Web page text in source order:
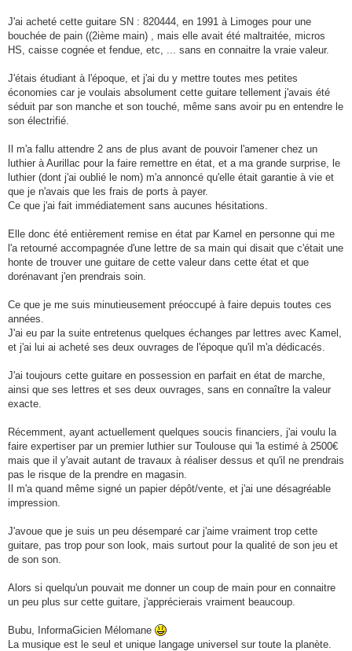
J'ai acheté cette guitare SN : 820444, en 1991 à Limoges pour une
bouchée de pain ((2ième main) , mais elle avait été maltraitée, micros
HS, caisse cognée et fendue, etc, ... sans en connaitre la vraie valeur.
J'étais étudiant à l'époque, et j'ai du y mettre toutes mes petites
économies car je voulais absolument cette guitare tellement j'avais été
séduit par son manche et son touché, même sans avoir pu en entendre le
son électrifié.
Il m'a fallu attendre 2 ans de plus avant de pouvoir l'amener chez un
luthier à Aurillac pour la faire remettre en état, et a ma grande surprise, le
luthier (dont j'ai oublié le nom) m'a annoncé qu'elle était garantie à vie et
que je n'avais que les frais de ports à payer.
Ce que j'ai fait immédiatement sans aucunes hésitations.
Elle donc été entièrement remise en état par Kamel en personne qui me
l'a retourné accompagnée d'une lettre de sa main qui disait que c'était une
honte de trouver une guitare de cette valeur dans cette état et que
dorénavant j'en prendrais soin.
Ce que je me suis minutieusement préoccupé à faire depuis toutes ces
années.
J'ai eu par la suite entretenus quelques échanges par lettres avec Kamel,
et j'ai lui ai acheté ses deux ouvrages de l'époque qu'il m'a dédicacés.
J'ai toujours cette guitare en possession en parfait en état de marche,
ainsi que ses lettres et ses deux ouvrages, sans en connaître la valeur
exacte.
Récemment, ayant actuellement quelques soucis financiers, j'ai voulu la
faire expertiser par un premier luthier sur Toulouse qui 'la estimé à 2500€
mais que il y'avait autant de travaux à réaliser dessus et qu'il ne prendrais
pas le risque de la prendre en magasin.
Il m'a quand même signé un papier dépôt/vente, et j'ai une désagréable
impression.
J'avoue que je suis un peu désemparé car j'aime vraiment trop cette
guitare, pas trop pour son look, mais surtout pour la qualité de son jeu et
de son son.
Alors si quelqu'un pouvait me donner un coup de main pour en connaitre
un peu plus sur cette guitare, j'apprécierais vraiment beaucoup.
Bubu, InformaGicien Mélomane
La musique est le seul et unique langage universel sur toute la planète.